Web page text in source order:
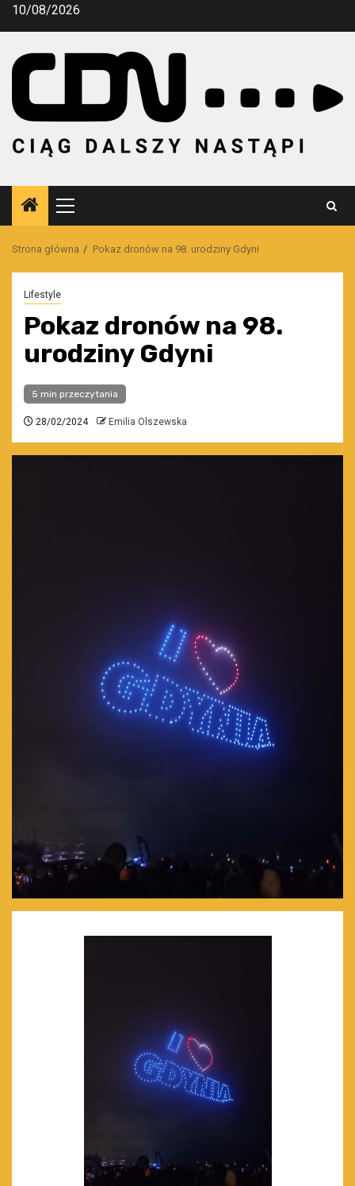
Przejdź
10/08/2026
Menu
główne
Strona główna Pokaz dronów na 98. urodziny Gdyni
Lifestyle
Pokaz dronów na 98.
urodziny Gdyni
5 min przeczytania
28/02/2024 Emilia Olszewska